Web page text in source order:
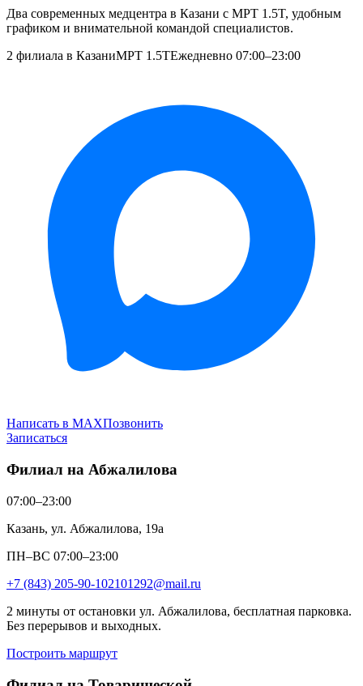
Два современных медцентра в Казани с МРТ 1.5T, удобным
графиком и внимательной командой специалистов.
2 филиала в КазаниМРТ 1.5TЕжедневно 07:00–23:00
Написать в MAXПозвонить
Записаться
Филиал на Абжалилова
07:00–23:00
Казань, ул. Абжалилова, 19а
ПН–ВС 07:00–23:00
+7 (843) 205-90-102101292@mail.ru
2 минуты от остановки ул. Абжалилова, бесплатная парковка.
Без перерывов и выходных.
Построить маршрут